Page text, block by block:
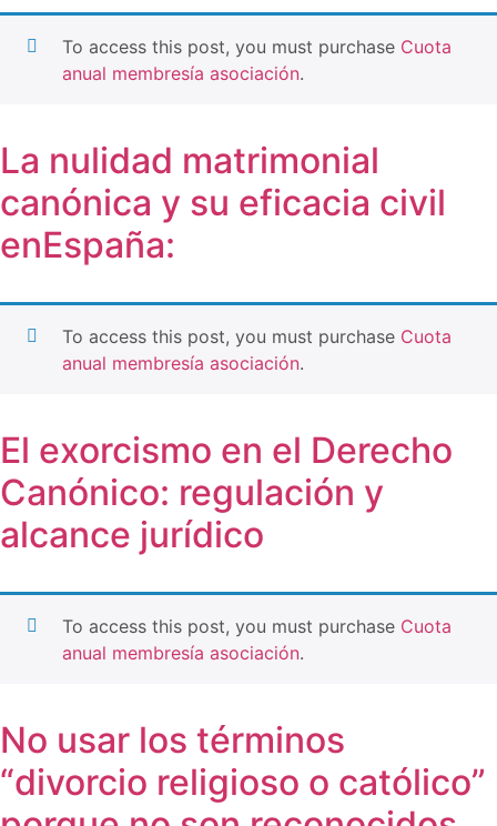
To access this post, you must purchase Cuota
anual membresía asociación.
La nulidad matrimonial
canónica y su eficacia civil
enEspaña:
To access this post, you must purchase Cuota
anual membresía asociación.
El exorcismo en el Derecho
Canónico: regulación y
alcance jurídico
To access this post, you must purchase Cuota
anual membresía asociación.
No usar los términos
“divorcio religioso o católico”